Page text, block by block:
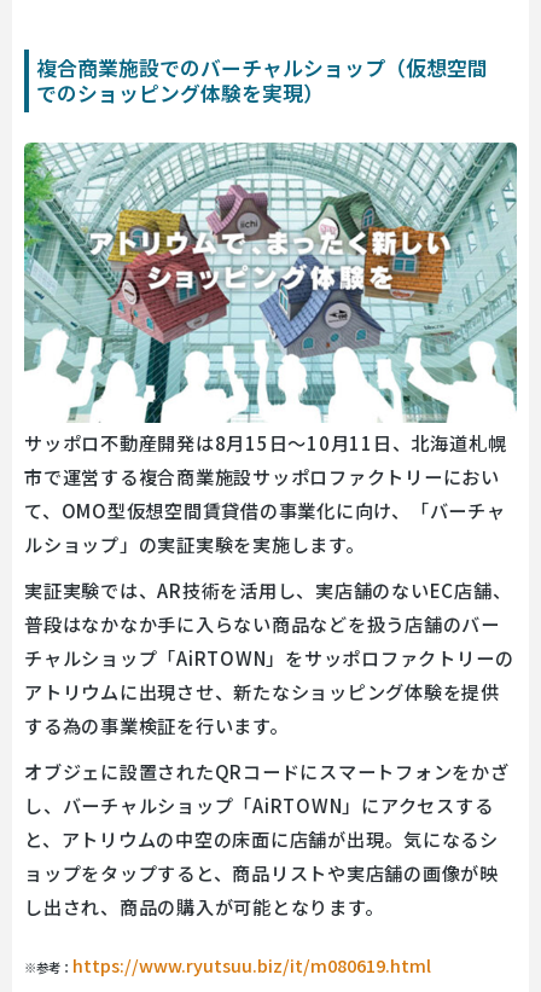
複合商業施設でのバーチャルショップ（仮想空間
でのショッピング体験を実現）
サッポロ不動産開発は8月15日～10月11日、北海道札幌
市で運営する複合商業施設サッポロファクトリーにおい
て、OMO型仮想空間賃貸借の事業化に向け、「バーチャ
ルショップ」の実証実験を実施します。
実証実験では、AR技術を活用し、実店舗のないEC店舗、
普段はなかなか手に入らない商品などを扱う店舗のバー
チャルショップ「AiRTOWN」をサッポロファクトリーの
アトリウムに出現させ、新たなショッピング体験を提供
する為の事業検証を行います。
オブジェに設置されたQRコードにスマートフォンをかざ
し、バーチャルショップ「AiRTOWN」にアクセスする
と、アトリウムの中空の床面に店舗が出現。気になるシ
ョップをタップすると、商品リストや実店舗の画像が映
し出され、商品の購入が可能となります。
※参考： https://www.ryutsuu.biz/it/m080619.html